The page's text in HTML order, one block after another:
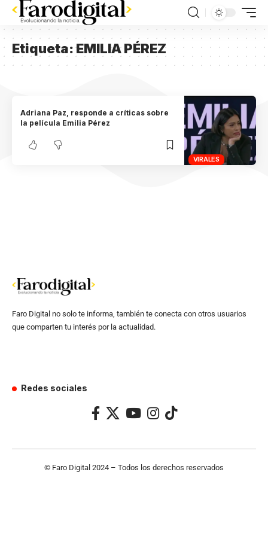
Etiqueta:EMILIA PÉREZ
VIRALES
Adriana Paz, responde a críticas sobre
la película Emilia Pérez
Faro Digital no solo te informa, también te conecta con otros usuarios
que comparten tu interés por la actualidad.
Redes sociales
© Faro Digital 2024 – Todos los derechos reservados